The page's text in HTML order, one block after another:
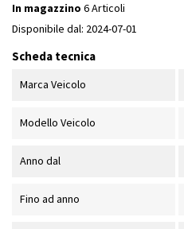
In magazzino 6 Articoli
Disponibile dal: 2024-07-01
Scheda tecnica
Marca Veicolo
Modello Veicolo
Anno dal
Fino ad anno